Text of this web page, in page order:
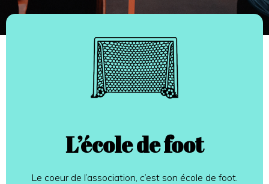
L’école de foot
Le coeur de l’association, c’est son école de foot.